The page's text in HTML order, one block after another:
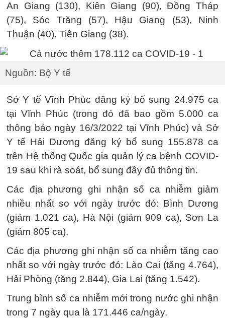
An Giang (130), Kiên Giang (90), Đồng Tháp
(75), Sóc Trăng (57), Hậu Giang (53), Ninh
Thuận (40), Tiền Giang (38).
Nguồn: Bộ Y tế
Sở Y tế Vĩnh Phúc đăng ký bổ sung 24.975 ca
tại Vĩnh Phúc (trong đó đã bao gồm 5.000 ca
thông báo ngày 16/3/2022 tại Vĩnh Phúc) và Sở
Y tế Hải Dương đăng ký bổ sung 155.878 ca
trên Hệ thống Quốc gia quản lý ca bệnh COVID-
19 sau khi rà soát, bổ sung đầy đủ thông tin.
Các địa phương ghi nhận số ca nhiễm giảm
nhiều nhất so với ngày trước đó: Bình Dương
(giảm 1.021 ca), Hà Nội (giảm 909 ca), Sơn La
(giảm 805 ca).
Các địa phương ghi nhận số ca nhiễm tăng cao
nhất so với ngày trước đó: Lào Cai (tăng 4.764),
Hải Phòng (tăng 2.844), Gia Lai (tăng 1.542).
Trung bình số ca nhiễm mới trong nước ghi nhận
trong 7 ngày qua là 171.446 ca/ngày.